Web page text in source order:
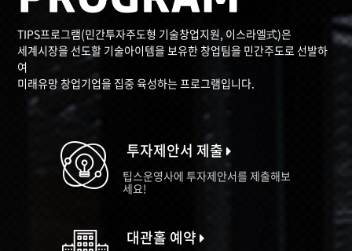
TIPS프로그램(민간투자주도형 기술창업지원, 이스라엘式)은
세계시장을 선도할 기술아이템을 보유한 창업팀을 민간주도로 선발하
여
미래유망 창업기업을 집중 육성하는 프로그램입니다.
투자제안서 제출
팁스운영사에 투자제안서를 제출해보
세요!
대관홀 예약